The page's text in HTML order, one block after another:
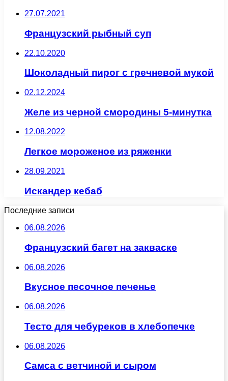
27.07.2021
Французский рыбный суп
22.10.2020
Шоколадный пирог с гречневой мукой
02.12.2024
Желе из черной смородины 5-минутка
12.08.2022
Легкое мороженое из ряженки
28.09.2021
Искандер кебаб
Последние записи
06.08.2026
Французский багет на закваске
06.08.2026
Вкусное песочное печенье
06.08.2026
Тесто для чебуреков в хлебопечке
06.08.2026
Самса с ветчиной и сыром